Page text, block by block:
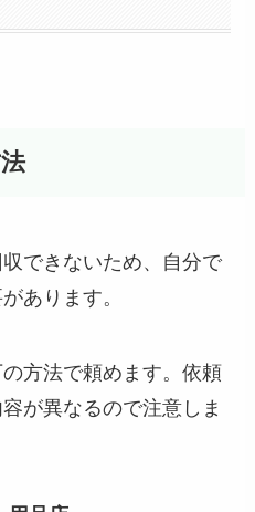
できないため、自分で
あります。
方法で頼めます。依頼
が異なるので注意しま